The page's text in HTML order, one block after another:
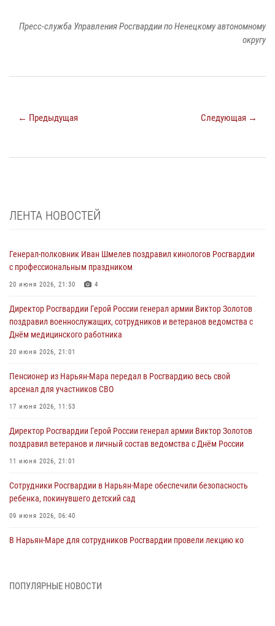
Пресс-служба Управления Росгвардии по Ненецкому автономному
округу
← Предыдущая Следующая →
ЛЕНТА НОВОСТЕЙ
Генерал-полковник Иван Шмелев поздравил кинологов Росгвардии
с профессиональным праздником
20 июня 2026, 21:30 4
Директор Росгвардии Герой России генерал армии Виктор Золотов
поздравил военнослужащих, сотрудников и ветеранов ведомства с
Днём медицинского работника
20 июня 2026, 21:01
Пенсионер из Нарьян-Мара передал в Росгвардию весь свой
арсенал для участников СВО
17 июня 2026, 11:53
Директор Росгвардии Герой России генерал армии Виктор Золотов
поздравил ветеранов и личный состав ведомства с Днём России
11 июня 2026, 21:01
Сотрудники Росгвардии в Нарьян-Маре обеспечили безопасность
ребенка, покинувшего детский сад
09 июня 2026, 06:40
В Нарьян-Маре для сотрудников Росгвардии провели лекцию ко
ПОПУЛЯРНЫЕ НОВОСТИ